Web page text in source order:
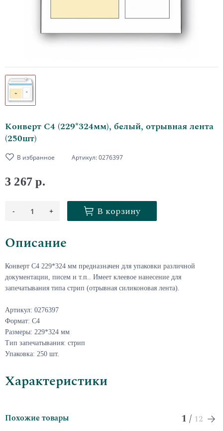
Конверт С4 (229*324мм), белый, отрывная лента
(250шт)
В избранное Артикул:0276397
3 267 р.
- 1 + В корзину
Описание
Конверт С4 229*324 мм предназначен для упаковки различной
документации, писем и т.п.. Имеет клеевое нанесение для
запечатывания типа стрип (отрывная силиконовая лента).
Артикул: 0276397
Формат: С4
Размеры: 229*324 мм
Тип запечатывания: стрип
Упаковка: 250 шт.
Характеристики
Похожие товары 1 / 12